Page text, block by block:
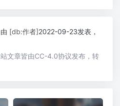
[db:作者]2022-09-23发表，
文章皆由CC-4.0协议发布，转